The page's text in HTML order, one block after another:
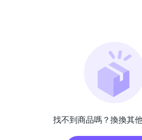
找不到商品嗎？換換其